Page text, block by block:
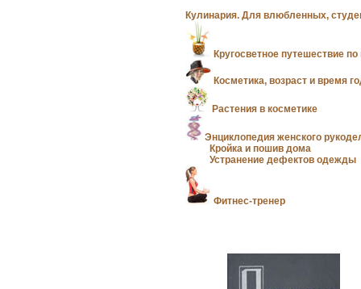
Кулинария. Для влюбленных,
Кругосветное путешествие
Косметика, возраст и время
Растения в косметике
Энциклопедия женского
Кройка и пошив дома
Устранение дефектов одежды
Фитнес-тренер